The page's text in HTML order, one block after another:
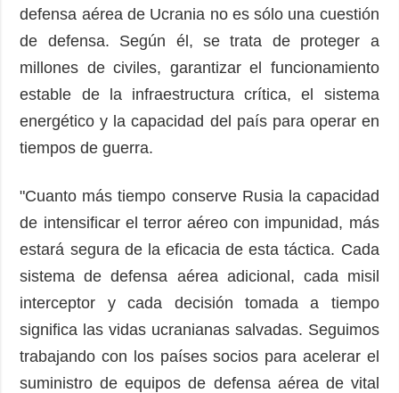
defensa aérea de Ucrania no es sólo una cuestión
de defensa. Según él, se trata de proteger a
millones de civiles, garantizar el funcionamiento
estable de la infraestructura crítica, el sistema
energético y la capacidad del país para operar en
tiempos de guerra.
"Cuanto más tiempo conserve Rusia la capacidad
de intensificar el terror aéreo con impunidad, más
estará segura de la eficacia de esta táctica. Cada
sistema de defensa aérea adicional, cada misil
interceptor y cada decisión tomada a tiempo
significa las vidas ucranianas salvadas. Seguimos
trabajando con los países socios para acelerar el
suministro de equipos de defensa aérea de vital